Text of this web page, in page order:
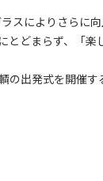
スによりさらに
とどまらず、「
出発式を開催す